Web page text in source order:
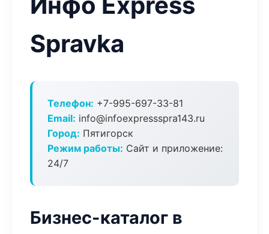
Spravka
Телефон: +7-995-697-33-81
Email: info@infoexpressspra143.ru
Город: Пятигорск
Режим работы: Сайт и приложение:
24/7
Бизнес-каталог в